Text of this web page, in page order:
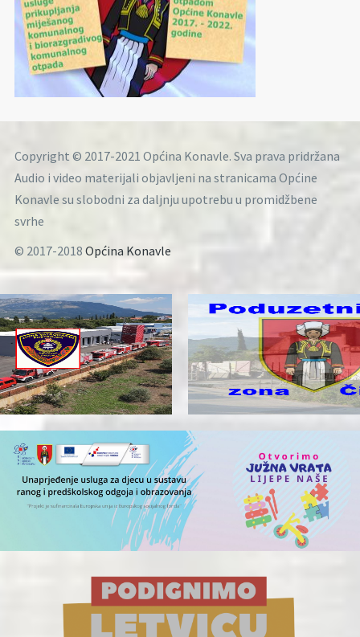
Copyright © 2017-2021 Općina Konavle. Sva prava pridržana
Audio i video materijali objavljeni na stranicama Općine
Konavle su slobodni za daljnju upotrebu u promidžbene
svrhe
© 2017-2018 Općina Konavle